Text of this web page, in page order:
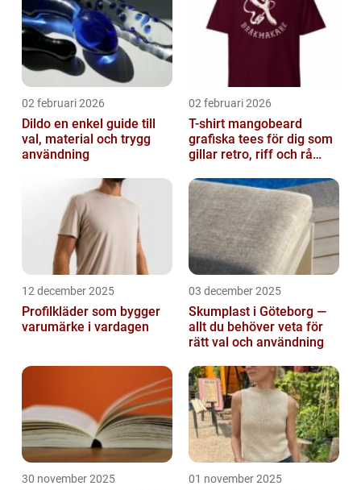
02 februari 2026
Dildo en enkel guide till
val, material och trygg
användning
02 februari 2026
T-shirt mangobeard
grafiska tees för dig som
gillar retro, riff och rå
12 december 2025
Profilkläder som bygger
varumärke i vardagen
03 december 2025
Skumplast i Göteborg —
allt du behöver veta för
rätt val och användning
30 november 2025 01 november 2025